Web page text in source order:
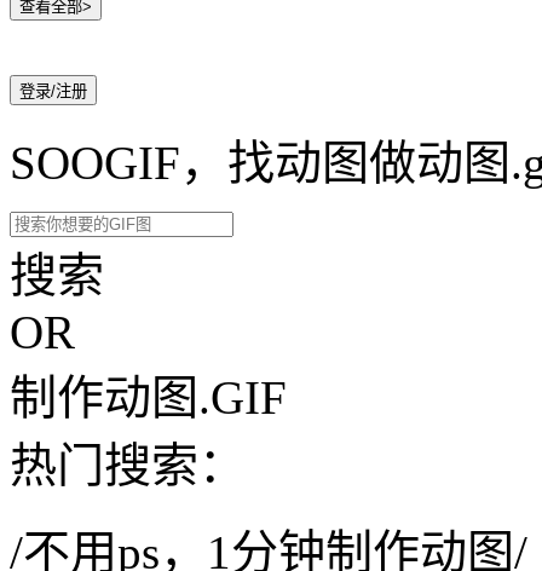
查看全部>
登录/注册
SOOGIF，找动图做动图
搜索
OR
制作动图.GIF
热门搜索：
/不用ps，1分钟制作动图/